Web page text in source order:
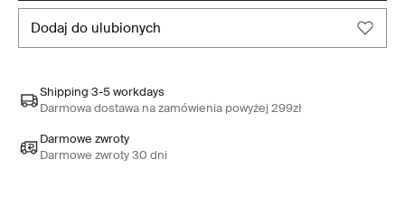
dodaj do ulubionych
Shipping 3-5 workdays
Darmowa dostawa na zamówienia powyżej 299zł
Darmowe zwroty
Darmowe zwroty 30 dni